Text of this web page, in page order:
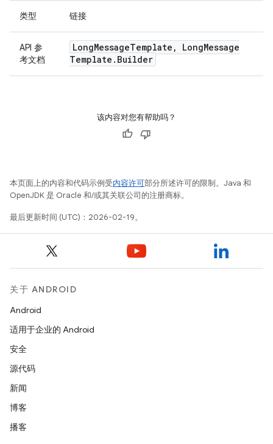
类型 链接
API 参
考文档
LongMessageTemplate , LongMessage
Template . Builder
该内容对您有帮助吗？
本页面上的内容和代码示例受内容许可部分所述许可的限制。Java 和
OpenJDK 是 Oracle 和/或其关联公司的注册商标。
最后更新时间 (UTC)：2026-02-19。
关于 ANDROID
Android
适用于企业的 Android
安全
源代码
新闻
博客
播客